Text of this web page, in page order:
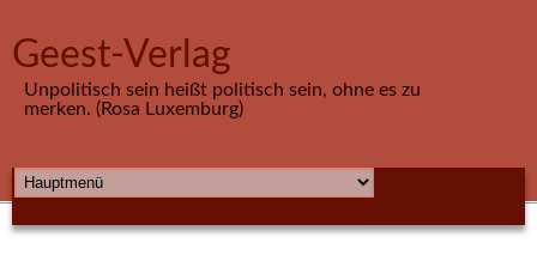
Geest-Verlag
Unpolitisch sein heißt politisch sein, ohne es zu
merken. (Rosa Luxemburg)
HAUPTMENÜ